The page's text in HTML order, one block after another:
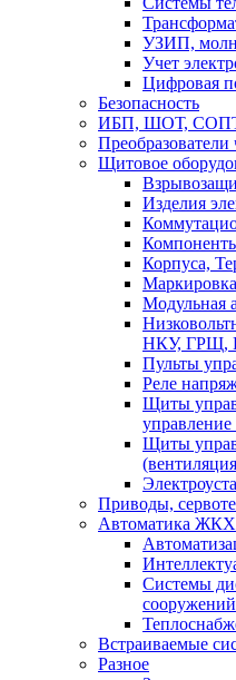
УЗИП,
Учет
Цифровая
Безопасность
ИБП, ШОТ,
Щитовое
Изделия
Корпуса,
Маркировка
Модульная
НКУ, ГРЩ,
Пульты
Реле
Щиты
Щиты
Приводы,
Автоматика ЖКХ
Системы
сооружений
Встраиваемые
Разное